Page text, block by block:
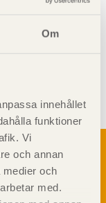
Om
innehållet
funktioner
Vi
och annan
medier och
med.
för trä och
om